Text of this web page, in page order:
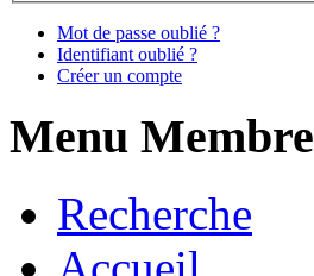
Mot de passe oublié ?
Identifiant oublié ?
Créer un compte
Menu Membre
Recherche